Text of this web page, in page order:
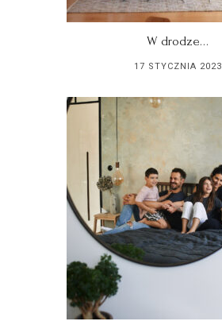
W drodze…
17 STYCZNIA 2023